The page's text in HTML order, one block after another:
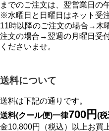
までのご注文は、翌営業日の
※水曜日と日曜日はネット受
11時以降のご注文の場合→木
注文の場合→翌週の月曜日受
くださいませ。
送料について
送料は下記の通りです。
送料(クール便)一律700円 (税
金10,800円（税込）以上お買